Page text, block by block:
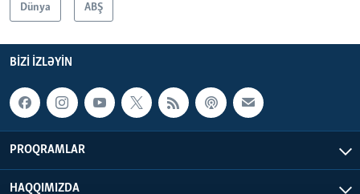
Dünya ABŞ
BIZI IZLƏYIN
PROQRAMLAR
HAQQIMIZDA